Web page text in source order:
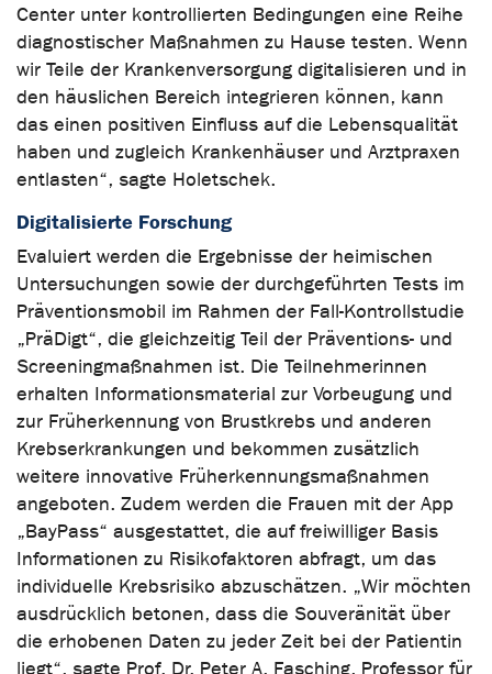
Center unter kontrollierten Bedingungen eine Reihe
diagnostischer Maßnahmen zu Hause testen. Wenn
wir Teile der Krankenversorgung digitalisieren und in
den häuslichen Bereich integrieren können, kann
das einen positiven Einfluss auf die Lebensqualität
haben und zugleich Krankenhäuser und Arztpraxen
entlasten“, sagte Holetschek.
Digitalisierte Forschung
Evaluiert werden die Ergebnisse der heimischen
Untersuchungen sowie der durchgeführten Tests im
Präventionsmobil im Rahmen der Fall-Kontrollstudie
„PräDigt“, die gleichzeitig Teil der Präventions- und
Screeningmaßnahmen ist. Die Teilnehmerinnen
erhalten Informationsmaterial zur Vorbeugung und
zur Früherkennung von Brustkrebs und anderen
Krebserkrankungen und bekommen zusätzlich
weitere innovative Früherkennungsmaßnahmen
angeboten. Zudem werden die Frauen mit der App
„BayPass“ ausgestattet, die auf freiwilliger Basis
Informationen zu Risikofaktoren abfragt, um das
individuelle Krebsrisiko abzuschätzen. „Wir möchten
ausdrücklich betonen, dass die Souveränität über
die erhobenen Daten zu jeder Zeit bei der Patientin
liegt“, sagte Prof. Dr. Peter A. Fasching, Professor für